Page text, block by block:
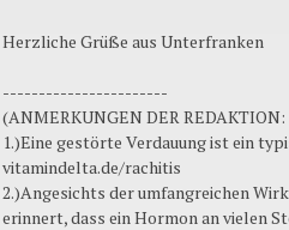
Herzliche Grüße aus Unterfranken
-----------------------
(ANMERKUNGEN DER REDAKTION:
1.)Eine gestörte Verdauung ist ein
vitamindelta.de/rachitis
2.)Angesichts der umfangreichen
erinnert, dass ein Hormon an vielen